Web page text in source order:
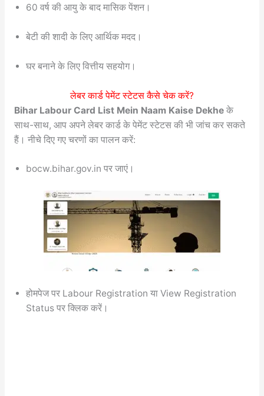
60 वर्ष की आयु के बाद मासिक पेंशन।
बेटी की शादी के लिए आर्थिक मदद।
घर बनाने के लिए वित्तीय सहयोग।
लेबर कार्ड पेमेंट स्टेटस कैसे चेक करें?
Bihar Labour Card List Mein Naam Kaise Dekheके
साथ-साथ, आप अपने लेबर कार्ड के पेमेंट स्टेटस की भी जांच कर सकते
हैं। नीचे दिए गए चरणों का पालन करें:
bocw.bihar.gov.in पर जाएं।
होमपेज पर Labour Registration या View Registration
Status पर क्लिक करें।